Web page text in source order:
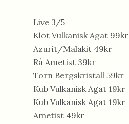
Live 3/5
Klot Vulkanisk Agat 99kr
Azurit/Malakit 49kr
Rå Ametist 39kr
Torn Bergskristall 59kr
Kub Vulkanisk Agat 19kr
Kub Vulkanisk Agat 19kr
Ametist 49kr